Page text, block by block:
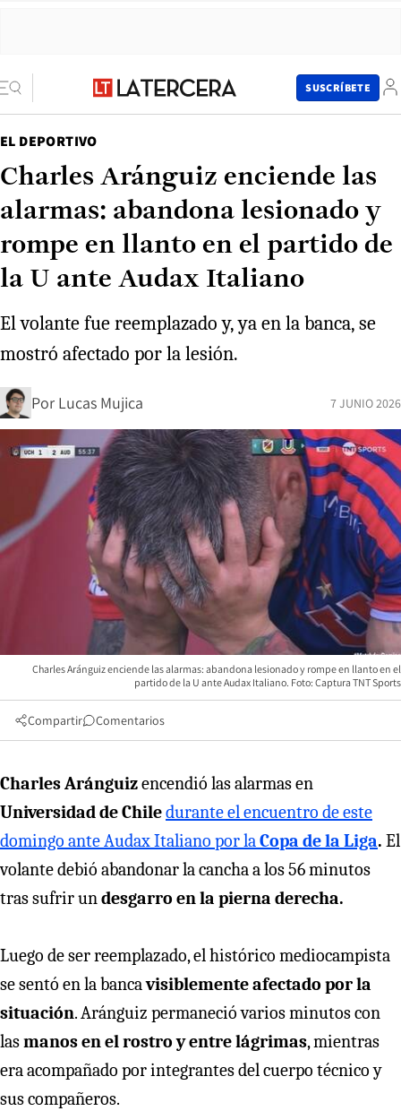
SUSCRÍBETE
EL DEPORTIVO
Charles Aránguiz enciende las
alarmas: abandona lesionado y
rompe en llanto en el partido de
la U ante Audax Italiano
El volante fue reemplazado y, ya en la banca, se
mostró afectado por la lesión.
Por Lucas Mujica 7 JUNIO 2026
Charles Aránguiz enciende las alarmas: abandona lesionado y rompe en llanto en el
partido de la U ante Audax Italiano. Foto: Captura TNT Sports
Compartir Comentarios
Charles Aránguizencendió las alarmas en
Universidad de Chiledurante el encuentro de este
domingo ante Audax Italiano por laCopa de la Liga. El
volante debió abandonar la cancha a los 56 minutos
tras sufrir undesgarro en la pierna derecha.
Luego de ser reemplazado, el histórico mediocampista
se sentó en la bancavisiblemente afectado por la
situación. Aránguiz permaneció varios minutos con
lasmanos en el rostro y entre lágrimas, mientras
era acompañado por integrantes del cuerpo técnico y
sus compañeros.